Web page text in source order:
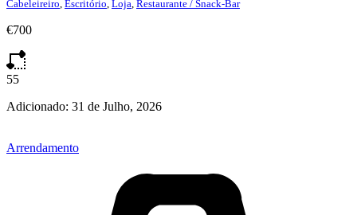
Cabeleireiro Escritório Loja Restaurante / Snack-Bar
€700
55
Adicionado: 31 de Julho, 2026
Arrendamento